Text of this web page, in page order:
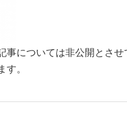
については非公開とさせ
。